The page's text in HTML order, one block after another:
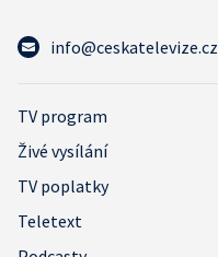
info@ceskatelevize.cz
TV program
Živé vysílání
TV poplatky
Teletext